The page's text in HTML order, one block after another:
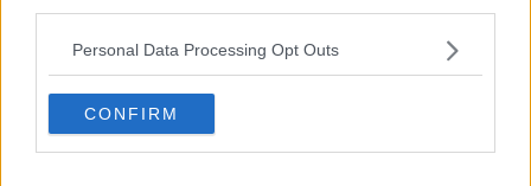
Personal Data Processing Opt Outs
CONFIRM
Maria Caruso